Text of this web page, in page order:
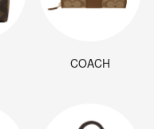
COACH